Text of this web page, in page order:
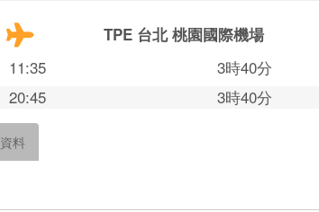
TPE 台北桃園國際機場
11:35 3時40分
20:45 3時40分
資料